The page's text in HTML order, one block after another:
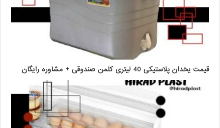
قیمت یخدان پلاستیکی 40 لیتری کلمن صندوقی + مشاوره رایگان